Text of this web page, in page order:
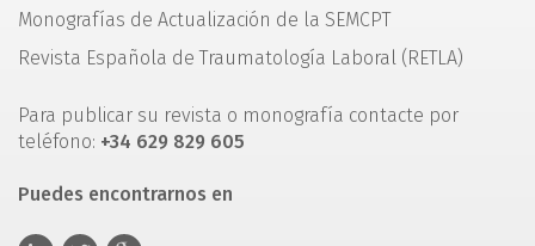
Monografías de Actualización de la SEMCPT
Revista Española de Traumatología Laboral (RETLA)
Para publicar su revista o monografía contacte por
teléfono: +34 629 829 605
Puedes encontrarnos en